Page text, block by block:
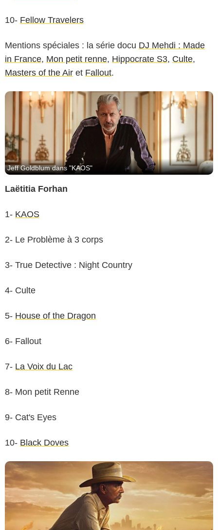
10- Fellow Travelers
Mentions spéciales : la série docu DJ Mehdi : Made
in France, Mon petit renne, Hippocrate S3, Culte,
Masters of the Air et Fallout.
Jeff Goldblum dans "KAOS"
Laëtitia Forhan
1- KAOS
2- Le Problème à 3 corps
3- True Detective : Night Country
4- Culte
5- House of the Dragon
6- Fallout
7- La Voix du Lac
8- Mon petit Renne
9- Cat's Eyes
10- Black Doves